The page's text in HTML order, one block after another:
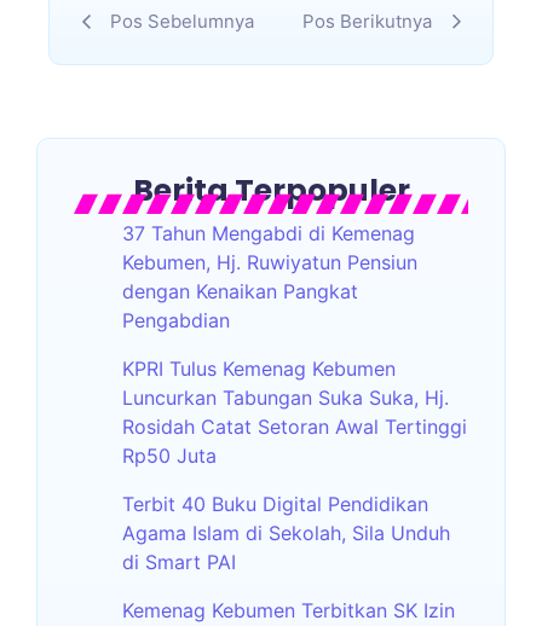
Pos Sebelumnya Pos Berikutnya
Berita Terpopuler
37 Tahun Mengabdi di Kemenag
Kebumen, Hj. Ruwiyatun Pensiun
dengan Kenaikan Pangkat
Pengabdian
KPRI Tulus Kemenag Kebumen
Luncurkan Tabungan Suka Suka, Hj.
Rosidah Catat Setoran Awal Tertinggi
Rp50 Juta
Terbit 40 Buku Digital Pendidikan
Agama Islam di Sekolah, Sila Unduh
di Smart PAI
Kemenag Kebumen Terbitkan SK Izin